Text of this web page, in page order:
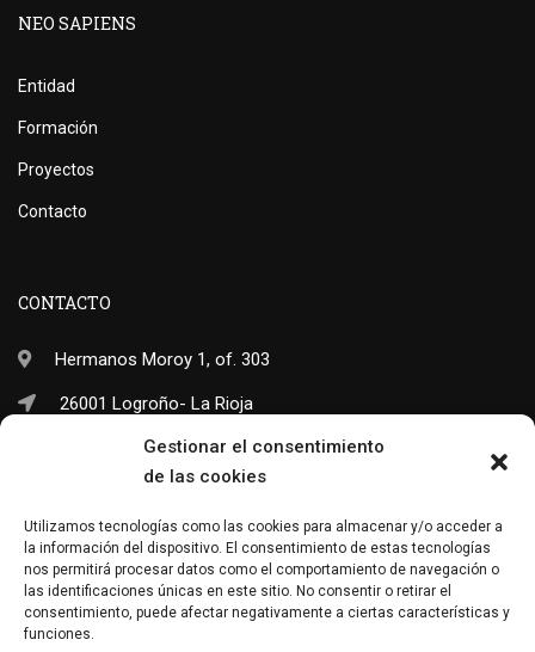
Gestionar el consentimiento
de las cookies
Utilizamos tecnologías como las cookies para almacenar y/o acceder a
la información del dispositivo. El consentimiento de estas tecnologías
nos permitirá procesar datos como el comportamiento de navegación o
las identificaciones únicas en este sitio. No consentir o retirar el
consentimiento, puede afectar negativamente a ciertas características y
funciones.
NEO SAPIENS
Entidad
Formación
Proyectos
Contacto
CONTACTO
Hermanos Moroy 1, of. 303
26001 Logroño- La Rioja
(+34) 941 703 245
FacebookTwitterInstagram